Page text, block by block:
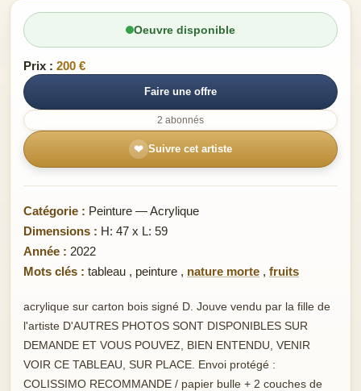
Oeuvre disponible
Prix : 200 €
Faire une offre
2 abonnés
❤ Suivre cet artiste
Catégorie : Peinture — Acrylique
Dimensions : H: 47 x L: 59
Année : 2022
Mots clés : tableau , peinture , nature morte , fruits
acrylique sur carton bois signé D. Jouve vendu par la fille de
l'artiste D'AUTRES PHOTOS SONT DISPONIBLES SUR
DEMANDE ET VOUS POUVEZ, BIEN ENTENDU, VENIR
VOIR CE TABLEAU, SUR PLACE. Envoi protégé :
COLISSIMO RECOMMANDE / papier bulle + 2 couches de